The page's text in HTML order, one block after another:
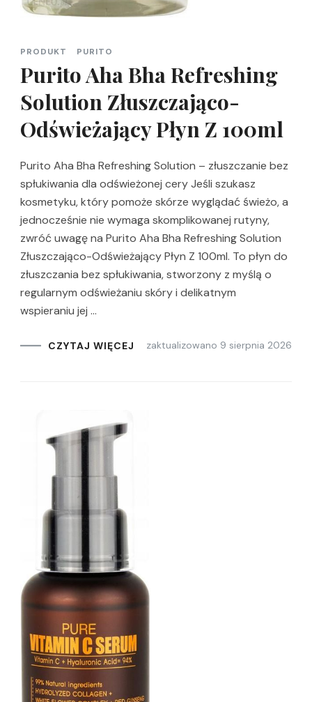
PRODUKT PURITO
Purito Aha Bha Refreshing
Solution Złuszczająco-
Odświeżający Płyn Z 100ml
Purito Aha Bha Refreshing Solution – złuszczanie bez
spłukiwania dla odświeżonej cery Jeśli szukasz
kosmetyku, który pomoże skórze wyglądać świeżo, a
jednocześnie nie wymaga skomplikowanej rutyny,
zwróć uwagę na Purito Aha Bha Refreshing Solution
Złuszczająco-Odświeżający Płyn Z 100ml. To płyn do
złuszczania bez spłukiwania, stworzony z myślą o
regularnym odświeżaniu skóry i delikatnym
wspieraniu jej …
CZYTAJ WIĘCEJ zaktualizowano 9 sierpnia 2026